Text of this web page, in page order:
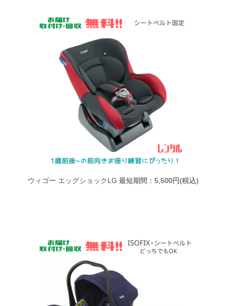
ウィゴー エッグショックLG 最短期間：5,500円(税込)